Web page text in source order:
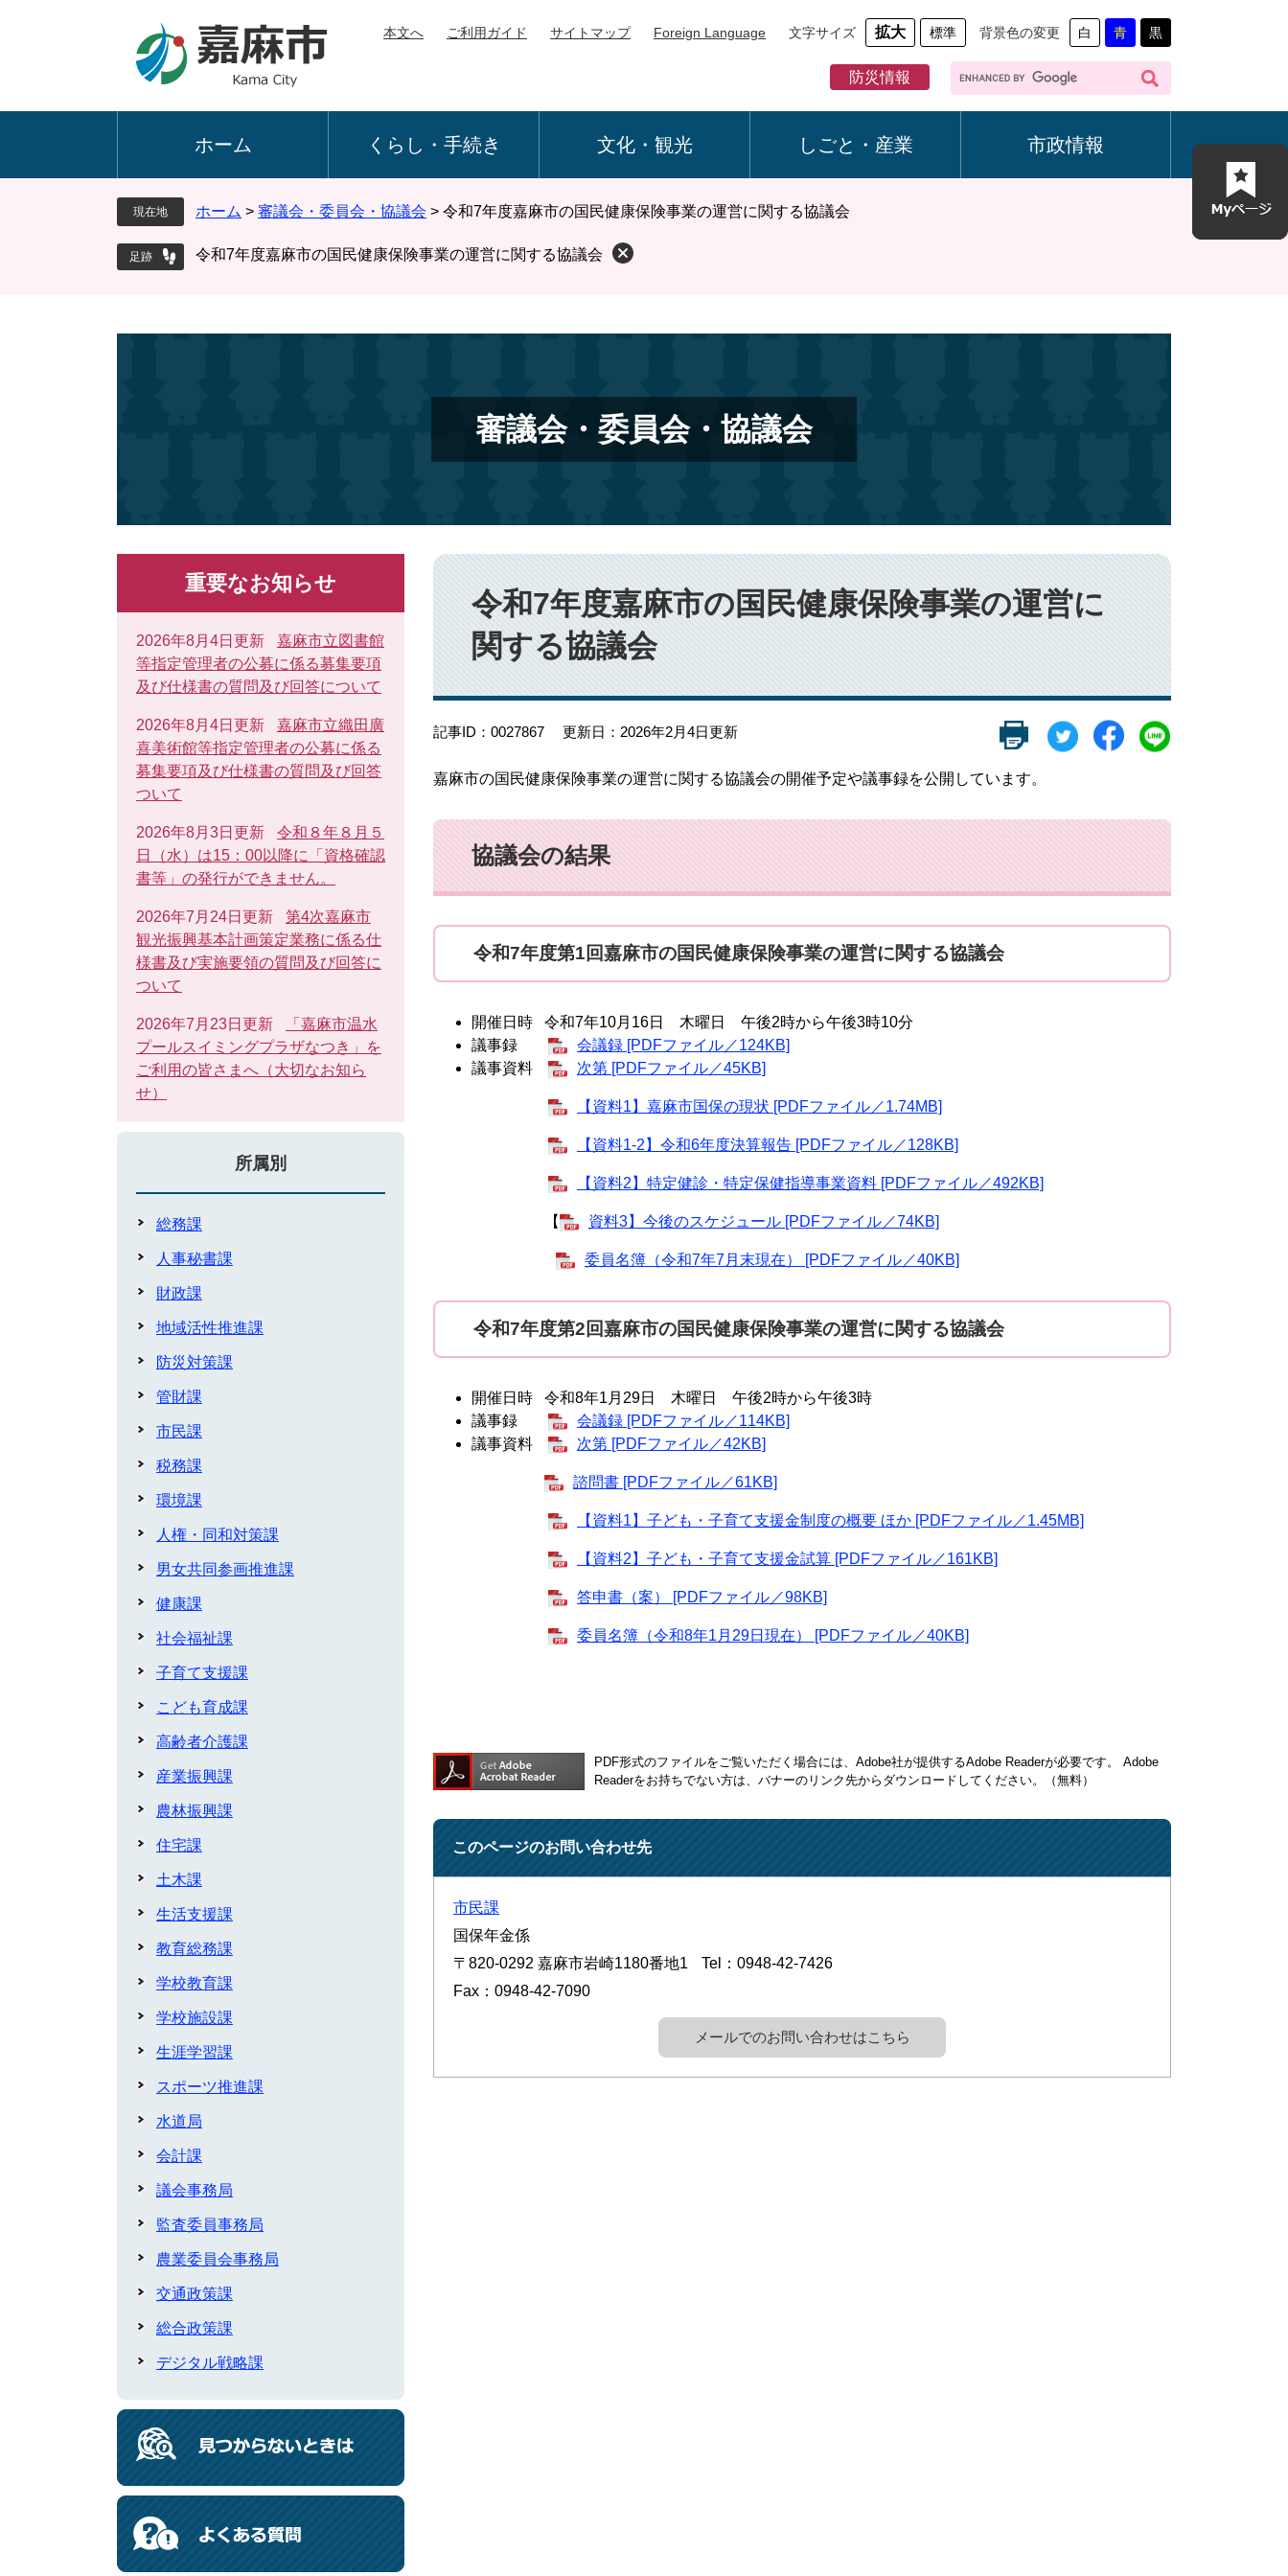
本文へ ご利用ガイド サイトマップ Foreign Language 文字サイズ 拡大 標準 背景色の変更 白 青 黒
防災情報
G
o
ホーム くらし・手続き 文化・観光 しごと・産業 市政情報
現在地 ホーム > 審議会・委員会・協議会 > 令和7年度嘉麻市の国民健康保険事業の運営に関する協議会
令和7年度嘉麻市の国民健康保険事業の運営に関する協議会
審議会・委員会・協議会
本
文
令和7年度嘉麻市の国民健康保険事業の運営に
関する協議会
記事ID：0027867 更新日：2026年2月4日更新
嘉麻市の国民健康保険事業の運営に関する協議会の開催予定や議事録を公開しています。
協議会の結果
令和7年度第1回嘉麻市の国民健康保険事業の運営に関する協議会
開催日時 令和7年10月16日 木曜日 午後2時から午後3時10分
議事録
会議録 [PDFファイル／124KB]
議事資料
次第 [PDFファイル／45KB]
【資料1】嘉麻市国保の現状 [PDFファイル／1.74MB]
【資料1-2】令和6年度決算報告 [PDFファイル／128KB]
【資料2】特定健診・特定保健指導事業資料 [PDFファイル／492KB]
【 資料3】今後のスケジュール [PDFファイル／74KB]
委員名簿（令和7年7月末現在） [PDFファイル／40KB]
令和7年度第2回嘉麻市の国民健康保険事業の運営に関する協議会
開催日時 令和8年1月29日 木曜日 午後2時から午後3時
議事録
会議録 [PDFファイル／114KB]
議事資料
次第 [PDFファイル／42KB]
諮問書 [PDFファイル／61KB]
【資料1】子ども・子育て支援金制度の概要 ほか [PDFファイル／1.45MB]
【資料2】子ども・子育て支援金試算 [PDFファイル／161KB]
答申書（案） [PDFファイル／98KB]
委員名簿（令和8年1月29日現在） [PDFファイル／40KB]
PDF形式のファイルをご覧いただく場合には、Adobe社が提供するAdobe Readerが必要です。
Adobe
Readerをお持ちでない方は、バナーのリンク先からダウンロードしてください。（無料）
このページのお問い合わせ先
市民課
国保年金係
〒820-0292 嘉麻市岩崎1180番地1
Tel：0948-42-7426
Fax：0948-42-7090
メールでのお問い合わせはこちら
重要なお知らせ
2026年8月4日更新
嘉麻市立図書館
等指定管理者の公募に係る募集要項
及び仕様書の質問及び回答について
2026年8月4日更新
嘉麻市立織田廣
喜美術館等指定管理者の公募に係る
募集要項及び仕様書の質問及び回答
ついて
2026年8月3日更新
令和８年８月５
日（水）は15：00以降に「資格確認
書等」の発行ができません。
2026年7月24日更新
第4次嘉麻市
観光振興基本計画策定業務に係る仕
様書及び実施要領の質問及び回答に
ついて
2026年7月23日更新
「嘉麻市温水
プールスイミングプラザなつき」を
ご利用の皆さまへ（大切なお知ら
せ）
所属別
総務課
人事秘書課
財政課
地域活性推進課
防災対策課
管財課
市民課
税務課
環境課
人権・同和対策課
男女共同参画推進課
健康課
社会福祉課
子育て支援課
こども育成課
高齢者介護課
産業振興課
農林振興課
住宅課
土木課
生活支援課
教育総務課
学校教育課
学校施設課
生涯学習課
スポーツ推進課
水道局
会計課
議会事務局
監査委員事務局
農業委員会事務局
交通政策課
総合政策課
デジタル戦略課